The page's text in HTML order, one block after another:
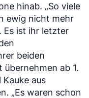
hinab. „So viele
ewig nicht mehr
Es ist ihr letzter
beiden
ab 1.
aus
„Es waren schon